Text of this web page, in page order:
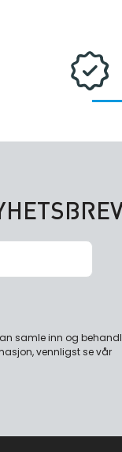
samle inn og
vennligst se vår